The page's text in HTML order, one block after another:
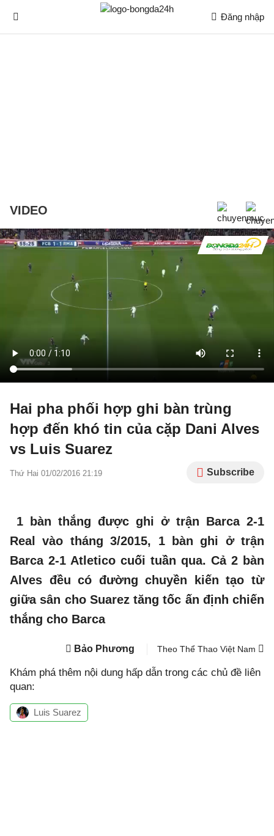
Đăng nhập
VIDEO
Hai pha phối hợp ghi bàn trùng
hợp đến khó tin của cặp Dani Alves
vs Luis Suarez
Thứ Hai 01/02/2016 21:19 Subscribe
1 bàn thắng được ghi ở trận Barca 2-1
Real vào tháng 3/2015, 1 bàn ghi ở trận
Barca 2-1 Atletico cuối tuần qua. Cả 2 bàn
Alves đều có đường chuyền kiến tạo từ
giữa sân cho Suarez tăng tốc ấn định chiến
thắng cho Barca
Bảo Phương Theo Thể Thao Việt Nam
Khám phá thêm nội dung hấp dẫn trong các chủ đề liên
quan:
Luis Suarez